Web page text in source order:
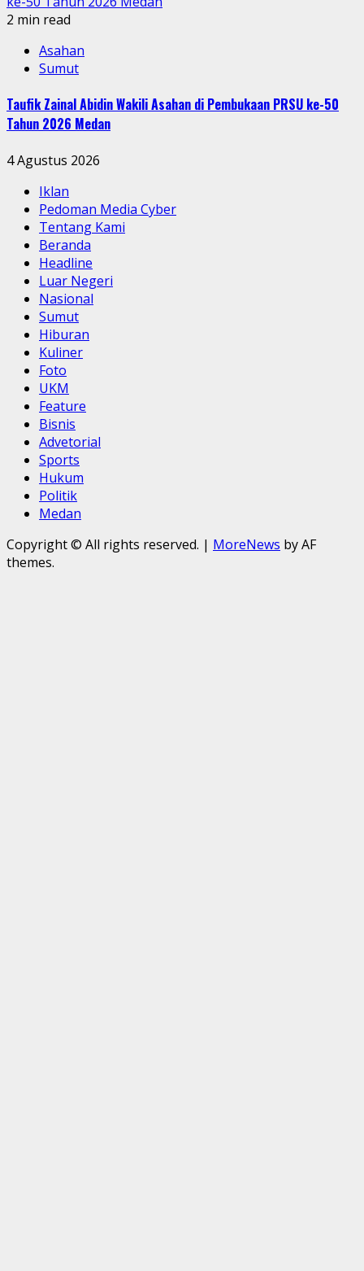
2 min read
Asahan
Sumut
Taufik Zainal Abidin Wakili Asahan di Pembukaan PRSU ke-50
Tahun 2026 Medan
4 Agustus 2026
Iklan
Pedoman Media Cyber
Tentang Kami
Beranda
Headline
Luar Negeri
Nasional
Sumut
Hiburan
Kuliner
Foto
UKM
Feature
Bisnis
Advetorial
Sports
Hukum
Politik
Medan
Copyright © All rights reserved. | MoreNews by AF
themes.